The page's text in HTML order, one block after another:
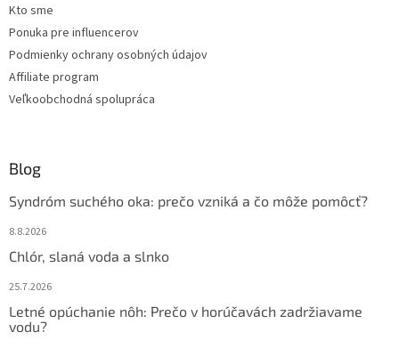
Kto sme
Ponuka pre influencerov
Podmienky ochrany osobných údajov
Affiliate program
Veľkoobchodná spolupráca
Blog
Syndróm suchého oka: prečo vzniká a čo môže pomôcť?
8.8.2026
Chlór, slaná voda a slnko
25.7.2026
Letné opúchanie nôh: Prečo v horúčavách zadržiavame
vodu?